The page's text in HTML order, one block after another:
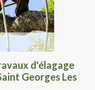
d'élagage
Georges Les